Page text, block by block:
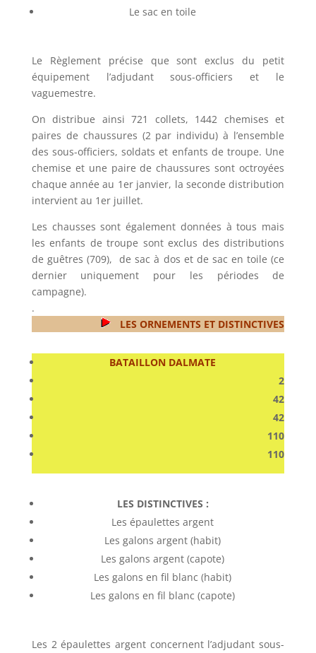
Le sac en toile
Le Règlement précise que sont exclus du petit
équipement l’adjudant sous-officiers et le
vaguemestre.
On distribue ainsi 721 collets, 1442 chemises et
paires de chaussures (2 par individu) à l’ensemble
des sous-officiers, soldats et enfants de troupe. Une
chemise et une paire de chaussures sont octroyées
chaque année au 1er janvier, la seconde distribution
intervient au 1er juillet.
Les chausses sont également données à tous mais
les enfants de troupe sont exclus des distributions
de guêtres (709), de sac à dos et de sac en toile (ce
dernier uniquement pour les périodes de
campagne).
.
LES ORNEMENTS ET DISTINCTIVES
BATAILLON DALMATE
2
42
42
110
110
LES DISTINCTIVES :
Les épaulettes argent
Les galons argent (habit)
Les galons argent (capote)
Les galons en fil blanc (habit)
Les galons en fil blanc (capote)
Les 2 épaulettes argent concernent l’adjudant sous-